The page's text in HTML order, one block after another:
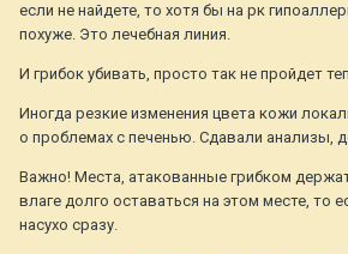
если не найдете, то хотя бы на рк
похуже. Это лечебная линия.
И грибок убивать, просто так не пройдет
Иногда резкие изменения цвета кожи
о проблемах с печенью. Сдавали анализы,
Важно! Места, атакованные грибком
влаге долго оставаться на этом месте, то
насухо сразу.